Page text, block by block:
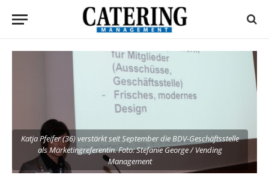
Katja Pfeifer (36) verstärkt seit September die BDV-Geschäftsstelle
als Marketingreferentin. Foto: Stefanie George / Vending
Management